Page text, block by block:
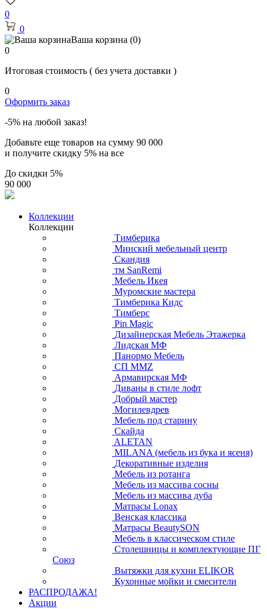
0
0
Ваша корзина (0)
0
Итоговая стоимость ( без учета доставки )
0
Оформить заказ
-5% на любой заказ!
Добавьте еще товаров на сумму 90 000
и получите скидку 5% на все
До скидки 5%
90 000
Коллекции
Коллекции
Тимберика
Минский мебельный центр
Скандия
тм SanRemi
Мебель Икея
Муромские мастера
Тимберика Кидс
Тимберс
Pin Magic
Дизайнерская Мебель Этажерка
Лидская МФ
Панормо Мебель
СП ММZ
Армавирская МФ
Диваны в стиле лофт
Добрый мастер
Могилевдрев
Мебель под старину
Скайда
ALETAN
MILANA (мебель из бука и ясеня)
Декоративные изделия
Мебель из ротанга
Мебель из массива сосны
Мебель из массива дуба
Матрасы Lonax
Венская классика
Матрасы BeautySON
Мебель в классическом стиле
Столешницы и комплектующие ПГ
Союз
Вытяжки для кухни ELIKOR
Кухонные мойки и смесители
РАСПРОДАЖА!
Акции